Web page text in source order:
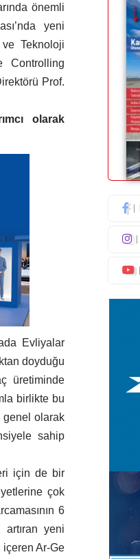
önemli
yeni
Teknoloji
Controlling
Prof.
olarak
Evliyalar
doyduğu
üretiminde
birlikte bu
genel olarak
sahip
için de bir
çok
6
artıran yeni
içeren Ar-Ge